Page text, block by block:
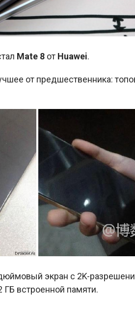
Mate 8 от Huawei.
от предшественника:
экран с 2K-
ГБ встроенной памяти.